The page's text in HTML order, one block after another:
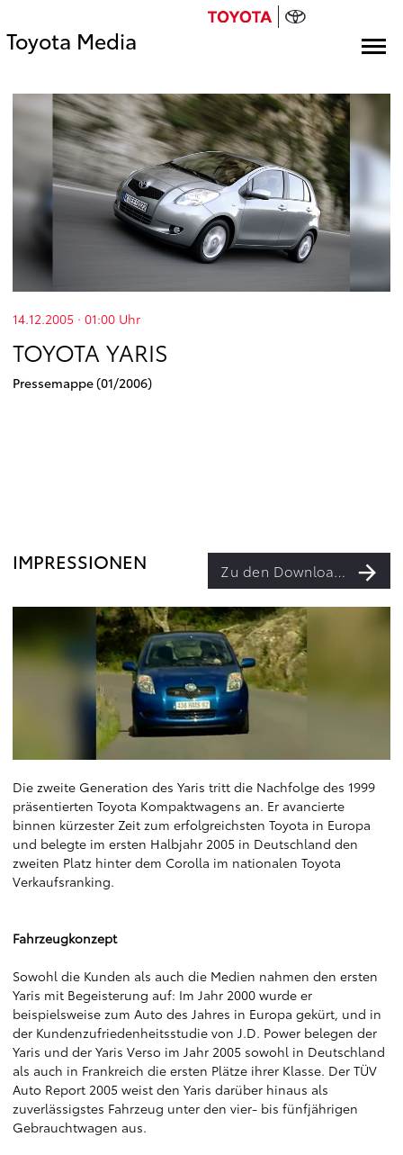
Toyota Media
14.12.2005 · 01:00 Uhr
TOYOTA YARIS
Pressemappe (01/2006)
IMPRESSIONEN Zu den Downloads
Die zweite Generation des Yaris tritt die Nachfolge des 1999
präsentierten Toyota Kompaktwagens an. Er avancierte
binnen kürzester Zeit zum erfolgreichsten Toyota in Europa
und belegte im ersten Halbjahr 2005 in Deutschland den
zweiten Platz hinter dem Corolla im nationalen Toyota
Verkaufsranking.
Fahrzeugkonzept
Sowohl die Kunden als auch die Medien nahmen den ersten
Yaris mit Begeisterung auf: Im Jahr 2000 wurde er
beispielsweise zum Auto des Jahres in Europa gekürt, und in
der Kundenzufriedenheitsstudie von J.D. Power belegen der
Yaris und der Yaris Verso im Jahr 2005 sowohl in Deutschland
als auch in Frankreich die ersten Plätze ihrer Klasse. Der TÜV
Auto Report 2005 weist den Yaris darüber hinaus als
zuverlässigstes Fahrzeug unter den vier- bis fünfjährigen
Gebrauchtwagen aus.